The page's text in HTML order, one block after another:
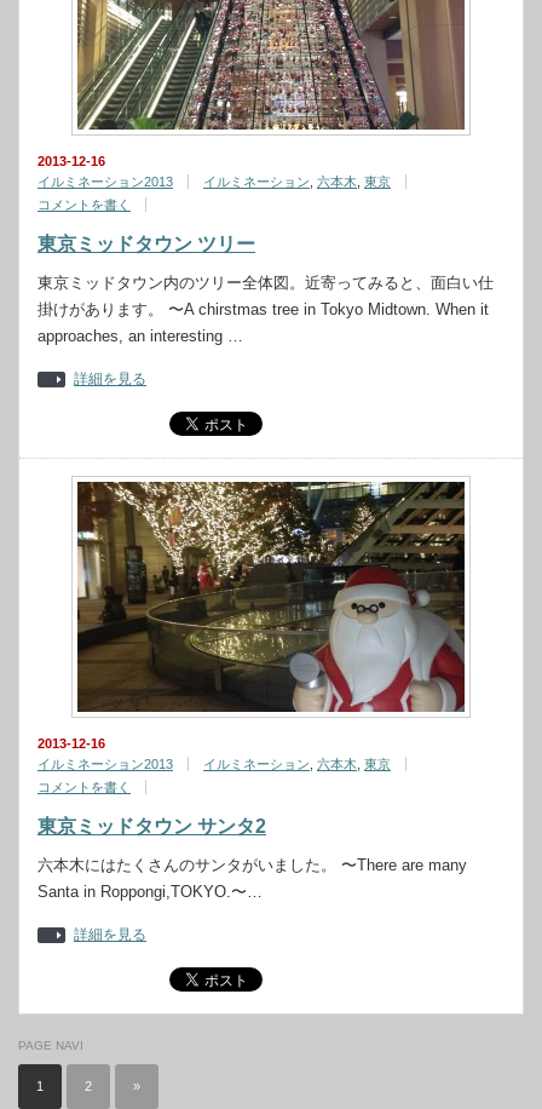
2013-12-16
イルミネーション2013
イルミネーション 六本木 東京
コメントを書く
東京ミッドタウン ツリー
東京ミッドタウン内のツリー全体図。近寄ってみると、面白い仕
掛けがあります。 〜A chirstmas tree in Tokyo Midtown. When it
approaches, an interesting …
詳細を見る
2013-12-16
イルミネーション2013
イルミネーション 六本木 東京
コメントを書く
東京ミッドタウン サンタ2
六本木にはたくさんのサンタがいました。 〜There are many
Santa in Roppongi,TOKYO.〜…
詳細を見る
PAGE NAVI
1 2 »